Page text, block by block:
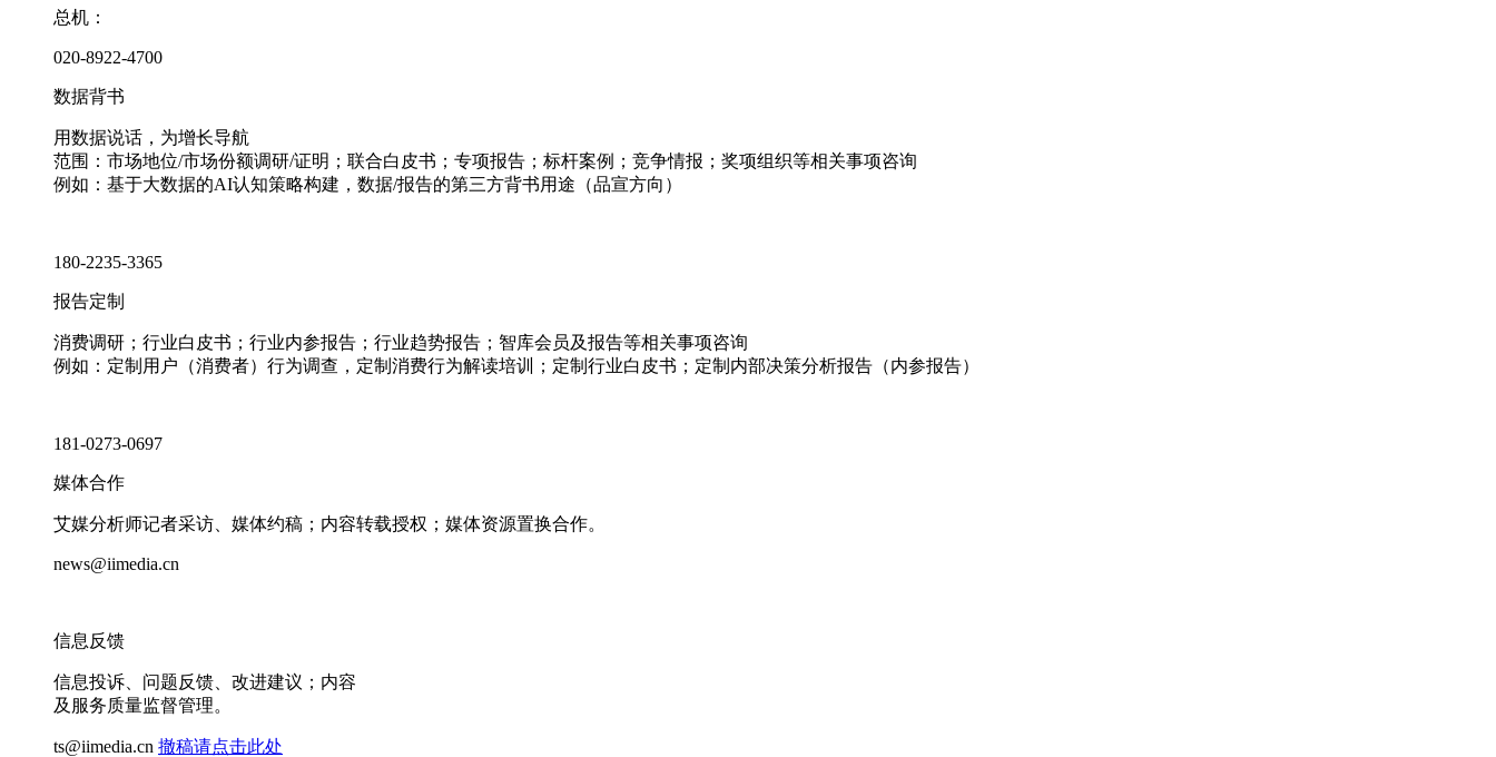
总机：
020-8922-4700
数据背书
用数据说话，为增长导航
范围：市场地位/市场份额调研/证明；联合白皮书；专项报告；标杆案例；竞争情报；奖项组织等相关事项咨询
例如：基于大数据的AI认知策略构建，数据/报告的第三方背书用途（品宣方向）
180-2235-3365
报告定制
消费调研；行业白皮书；行业内参报告；行业趋势报告；智库会员及报告等相关事项咨询
例如：定制用户（消费者）行为调查，定制消费行为解读培训；定制行业白皮书；定制内部决策分析报告（内参报告）
181-0273-0697
媒体合作
艾媒分析师记者采访、媒体约稿；内容转载授权；媒体资源置换合作。
news@iimedia.cn
信息反馈
信息投诉、问题反馈、改进建议；内容
及服务质量监督管理。
ts@iimedia.cn 撤稿请点击此处